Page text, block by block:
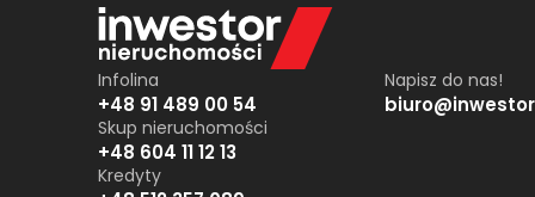
Infolina
+48 91 489 00 54
Skup nieruchomości
+48 604 11 12 13
Kredyty
Napisz do nas!